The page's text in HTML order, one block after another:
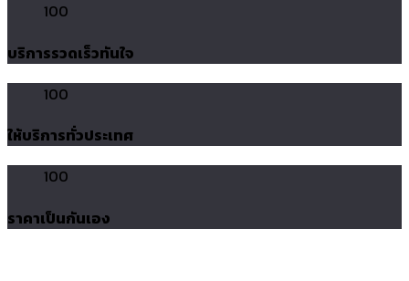
100
บริการรวดเร็วทันใจ
100
ให้บริการทั่วประเทศ
100
ราคาเป็นกันเอง